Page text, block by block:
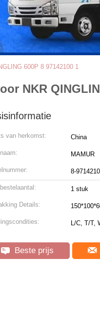
600P 8 97142100 1
NKR
van herkomst: China
MAMUR
8-
1 stuk
Details:
L/C, T/T,
Beste prijs